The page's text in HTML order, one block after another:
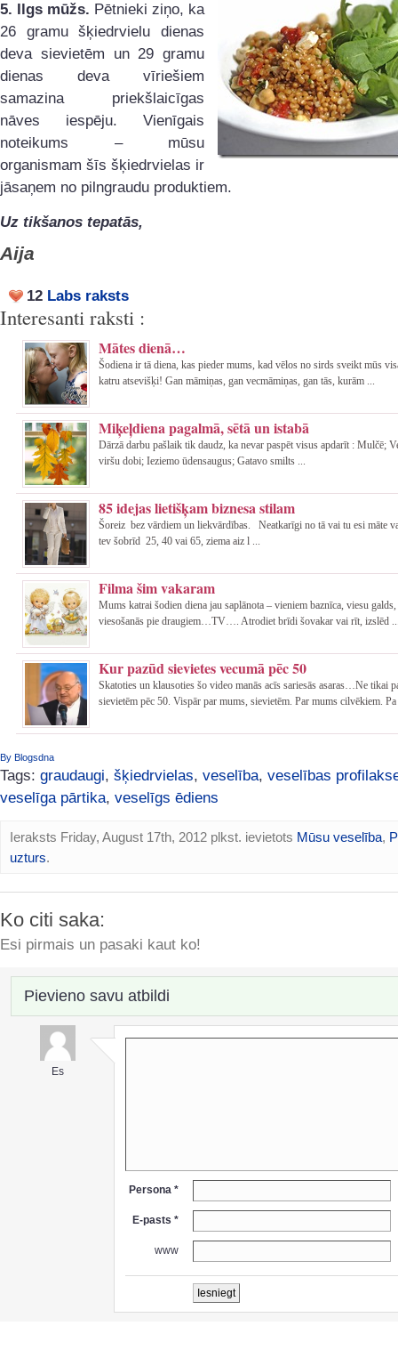
5. Ilgs mūžs. Pētnieki ziņo, ka
26 gramu šķiedrvielu dienas
deva sievietēm un 29 gramu
dienas deva vīriešiem
samazina priekšlaicīgas
nāves iespēju. Vienīgais
noteikums – mūsu
organismam šīs šķiedrvielas ir
jāsaņem no pilngraudu produktiem.
Uz tikšanos tepatās,
Aija
12 Labs raksts
Interesanti raksti :
Mātes dienā…
Šodiena ir tā diena, kas pieder mums, kad vēlos no sirds sveikt mūs
katru atsevišķi! Gan māmiņas, gan vecmāmiņas, gan tās, kurām ...
Miķeļdiena pagalmā, sētā un istabā
Dārzā darbu pašlaik tik daudz, ka nevar paspēt visus apdarīt : Mulčē;
viršu dobi; Ieziemo ūdensaugus; Gatavo smilts ...
85 idejas lietišķam biznesa stilam
Šoreiz bez vārdiem un liekvārdības. Neatkarīgi no tā vai tu esi māte
tev šobrīd 25, 40 vai 65, ziema aiz l ...
Filma šim vakaram
Mums katrai šodien diena jau saplānota – vieniem baznīca, viesu
viesošanās pie draugiem…TV…. Atrodiet brīdi šovakar vai rīt, izslēd
Kur pazūd sievietes vecumā pēc 50
Skatoties un klausoties šo video manās acīs sariesās asaras…Ne tikai
sievietēm pēc 50. Vispār par mums, sievietēm. Par mums cilvēkiem.
By Blogsdna
Tags: graudaugi, šķiedrvielas, veselība, veselības
veselīga pārtika, veselīgs ēdiens
Ieraksts Friday, August 17th, 2012 plkst. ievietots Mūsu veselība,
uzturs.
Ko citi saka:
Esi pirmais un pasaki kaut ko!
Pievieno savu atbildi
Es
Persona *
E-pasts *
www